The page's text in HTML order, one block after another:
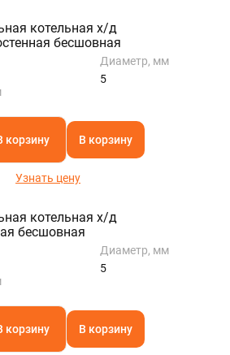
котельная х/д
бесшовная
Диаметр, мм
5
корзину В корзину
Узнать цену
котельная х/д
бесшовная
Диаметр, мм
5
корзину В корзину